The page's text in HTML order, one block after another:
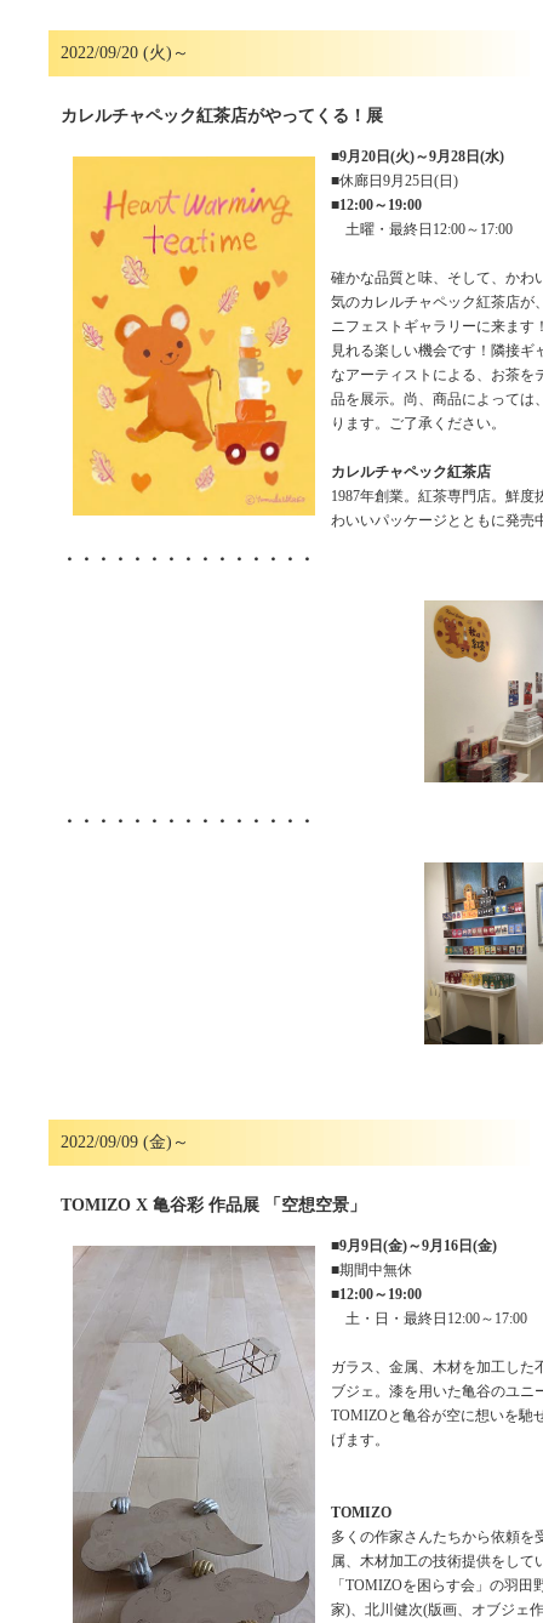
2022/09/20 (火)～
カレルチャペック紅茶店がやってくる！展
■9月20日(火)～9月28日(水)
■休廊日9月25日(日)
■12:00～19:00
土曜・最終日12:00～17:00
確かな品質と味、そして、かわ
気のカレルチャペック紅茶店が
ニフェストギャラリーに来ます
見れる楽しい機会です！隣接ギ
なアーティストによる、お茶を
品を展示。尚、商品によっては
ります。ご了承ください。
カレルチャペック紅茶店
1987年創業。紅茶専門店。鮮度
わいいパッケージとともに発売
・・・・・・・・・・・・・・・
・・・・・・・・・・・・・・・
2022/09/09 (金)～
TOMIZO X 亀谷彩 作品展 「空想空景」
■9月9日(金)～9月16日(金)
■期間中無休
■12:00～19:00
土・日・最終日12:00～17:00
ガラス、金属、木材を加工した
ブジェ。漆を用いた亀谷のユニ
TOMIZOと亀谷が空に想いを馳
げます。
TOMIZO
多くの作家さんたちから依頼を
属、木材加工の技術提供をして
「TOMIZOを困らす会」の羽田
家)、北川健次(版画、オブジェ